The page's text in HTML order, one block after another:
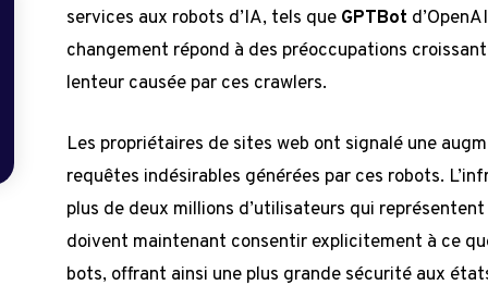
services aux robots d’IA, tels que GPTBot
changement répond à des préoccupations
lenteur causée par ces crawlers.
Les propriétaires de sites web ont signalé une
requêtes indésirables générées par ces robots.
plus de deux millions d’utilisateurs qui
doivent maintenant consentir explicitement à ce
bots, offrant ainsi une plus grande sécurité aux